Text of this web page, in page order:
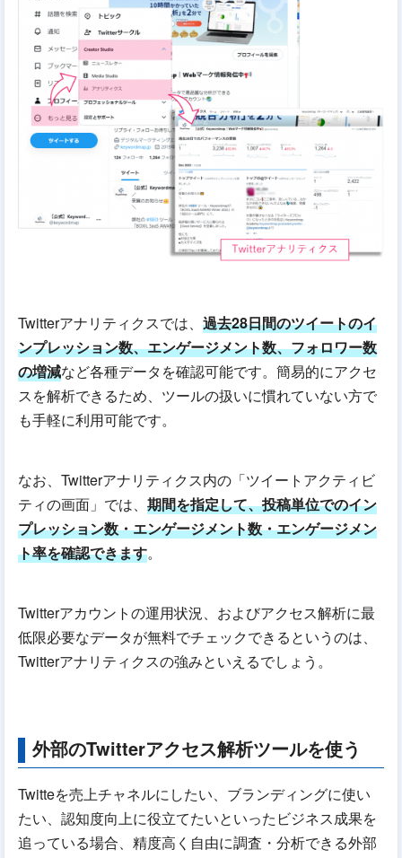
Twitterアナリティクスでは、 過去28日間のツイートのイ
ンプレッション数、エンゲージメント数、フォロワー数
の増減など各種データを確認可能です。簡易的にアクセ
スを解析できるため、ツールの扱いに慣れていない方で
も手軽に利用可能です。
なお、Twitterアナリティクス内の「ツイートアクティビ
ティの画面」では、 期間を指定して、投稿単位でのイン
プレッション数・エンゲージメント数・エンゲージメン
ト率を確認できます。
Twitterアカウントの運用状況、およびアクセス解析に最
低限必要なデータが無料でチェックできるというのは、
Twitterアナリティクスの強みといえるでしょう。
外部のTwitterアクセス解析ツールを使う
Twitteを売上チャネルにしたい、ブランディングに使い
たい、認知度向上に役立てたいといったビジネス成果を
追っている場合、精度高く自由に調査・分析できる外部